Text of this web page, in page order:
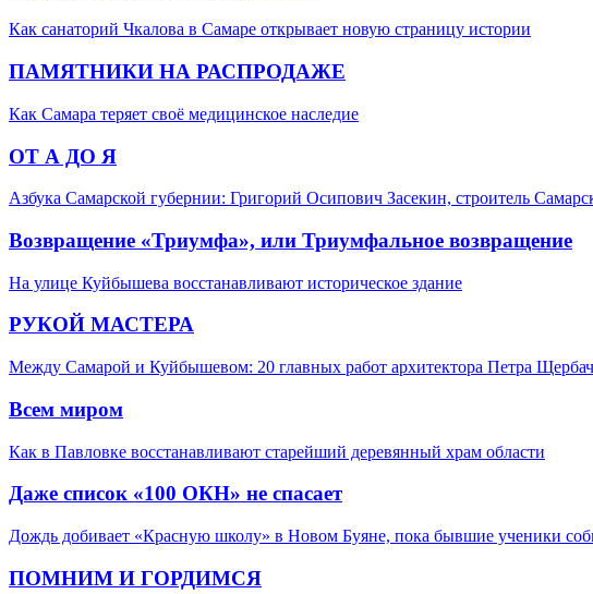
Как санаторий Чкалова в Самаре открывает новую страницу истории
ПАМЯТНИКИ НА РАСПРОДАЖЕ
Как Самара теряет своё медицинское наследие
ОТ А ДО Я
Азбука Самарской губернии: Григорий Осипович Засекин, строитель
Возвращение «Триумфа», или Триумфальное возвращение
На улице Куйбышева восстанавливают историческое здание
РУКОЙ МАСТЕРА
Между Самарой и Куйбышевом: 20 главных работ архитектора Петра
Всем миром
Как в Павловке восстанавливают старейший деревянный храм области
Даже список «100 ОКН» не спасает
Дождь добивает «Красную школу» в Новом Буяне, пока бывшие ученики
ПОМНИМ И ГОРДИМСЯ